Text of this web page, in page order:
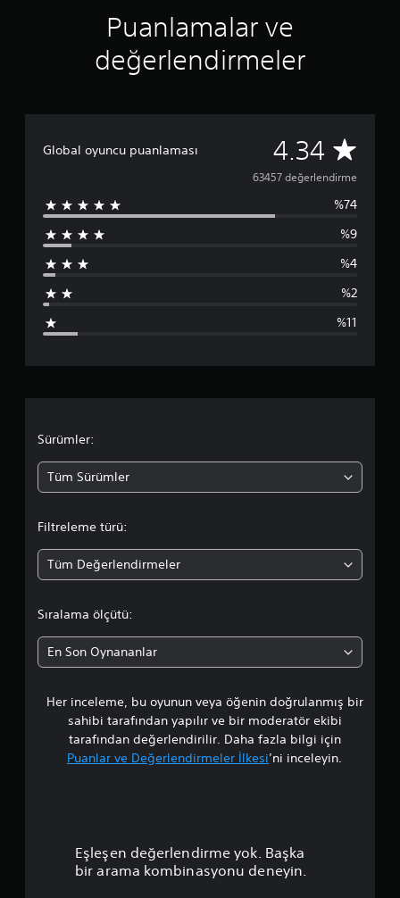
Puanlamalar ve
değerlendirmeler
Global oyuncu puanlaması 4.34 6
3
4
p
a
d
o
r
t
a
l
63457 değerlendirme
%74
%9
%4
%2
%11
Sürümler:
Tüm Sürümler
Filtreleme türü:
Tüm Değerlendirmeler
Sıralama ölçütü:
En Son Oynananlar
Her inceleme, bu oyunun veya öğenin doğrulanmış bir
sahibi tarafından yapılır ve bir moderatör ekibi
tarafından değerlendirilir. Daha fazla bilgi için
Puanlar ve Değerlendirmeler İlkesi’ni inceleyin.
Eşleşen değerlendirme yok. Başka
bir arama kombinasyonu deneyin.